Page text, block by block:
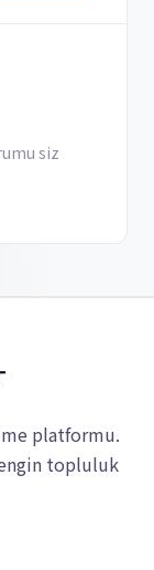
siz
platformu.
topluluk